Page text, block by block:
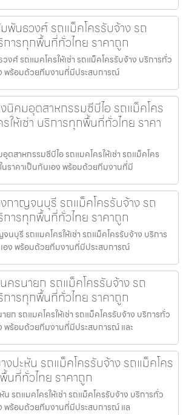
มพันธวงศ์ รถแม็คโครรับจ้าง รถ
การทุกพื้นที่ทั่วไทย ราคาถูก
งศ์ รถแมคโครให้เช่า รถแม็คโครรับจ้าง บริการทั่ว
ง พร้อมด้วยทีมงานที่มีประสบการณ์
นิคมอุตสาหกรรมซีบีไอ รถแม็คโคร
ให้เช่า บริการทุกพื้นที่ทั่วไทย ราคา
ตสาหกรรมซีบีไอ รถแมคโครให้เช่า รถแม็คโคร
นราคาเป็นกันเอง พร้อมด้วยทีมงานที่มี
กาญจนบุรี รถแม็คโครรับจ้าง รถ
การทุกพื้นที่ทั่วไทย ราคาถูก
นบุรี รถแมคโครให้เช่า รถแม็คโครรับจ้าง บริการ
เอง พร้อมด้วยทีมงานที่มีประสบการณ์
ครนายก รถแม็คโครรับจ้าง รถ
การทุกพื้นที่ทั่วไทย ราคาถูก
ยก รถแมคโครให้เช่า รถแม็คโครรับจ้าง บริการทั่ว
พร้อมด้วยทีมงานที่มีประสบการณ์ และ
งปะหัน รถแม็คโครรับจ้าง รถแม็คโคร
นที่ทั่วไทย ราคาถูก
น รถแมคโครให้เช่า รถแม็คโครรับจ้าง บริการทั่ว
พร้อมด้วยทีมงานที่มีประสบการณ์ แล